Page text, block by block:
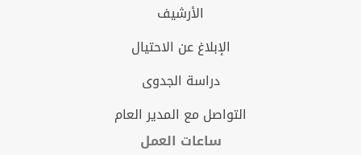
الأرشيف
الإبلاغ عن الاحتيال
دراسة الجدوى
التواصل مع المدير العام
ساعات العمل